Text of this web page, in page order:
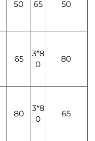
50 65 50
65
3*8
0
80
80
3*8
0
65